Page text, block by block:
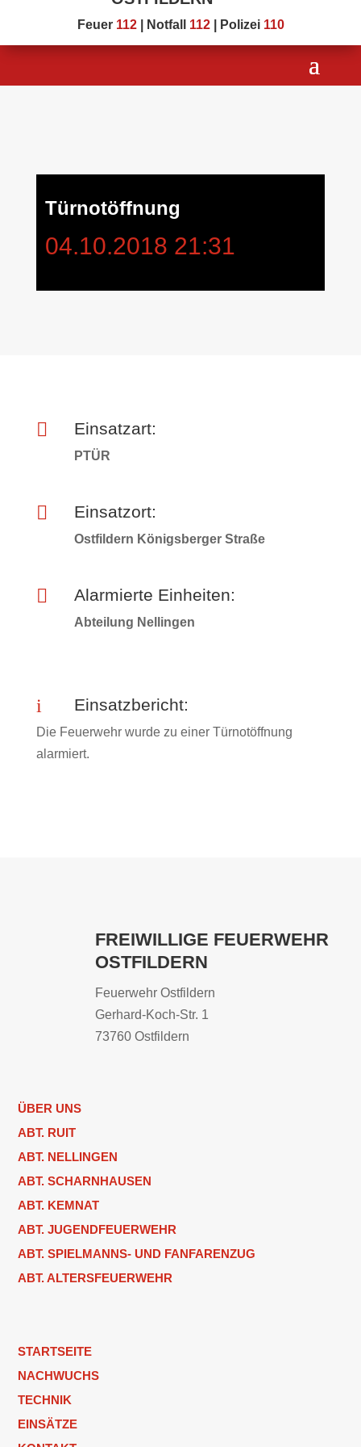
Feuer 112| Notfall 112| Polizei 110
Türnotöffnung
04.10.2018 21:31
 Einsatzart:
PTÜR
 Einsatzort:
Ostfildern Königsberger Straße
 Alarmierte Einheiten:
Abteilung Nellingen
i Einsatzbericht:
Die Feuerwehr wurde zu einer Türnotöffnung
alarmiert.
FREIWILLIGE FEUERWEHR
OSTFILDERN
Feuerwehr Ostfildern
Gerhard-Koch-Str. 1
73760 Ostfildern
ÜBER UNS
ABT. RUIT
ABT. NELLINGEN
ABT. SCHARNHAUSEN
ABT. KEMNAT
ABT. JUGENDFEUERWEHR
ABT. SPIELMANNS- UND FANFARENZUG
ABT. ALTERSFEUERWEHR
STARTSEITE
NACHWUCHS
TECHNIK
EINSÄTZE